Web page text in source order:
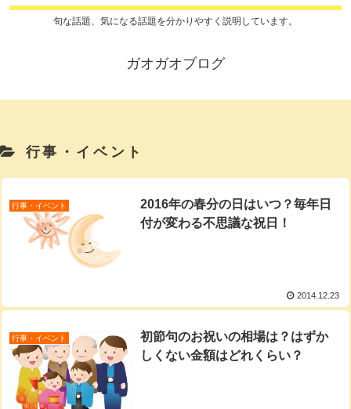
旬な話題、気になる話題を分かりやすく説明しています。
ガオガオブログ
行事・イベント
行事・イベント
2016年の春分の日はいつ？毎年日
付が変わる不思議な祝日！
2014.12.23
行事・イベント
初節句のお祝いの相場は？はずか
しくない金額はどれくらい？